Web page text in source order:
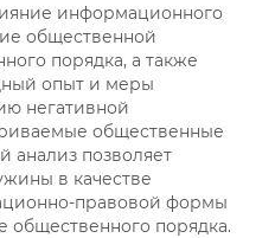
информационного
общественной
порядка, а также
опыт и меры
негативной
общественные
анализ позволяет
в качестве
правовой формы
общественного порядка.